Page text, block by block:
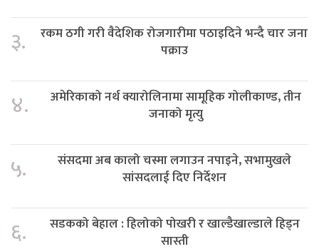
३.
रकम ठगी गरी वैदेशिक रोजगारीमा पठाइदिने भन्दै चार जना
पक्राउ
४.
अमेरिकाको नर्थ क्यारोलिनामा सामूहिक गोलीकाण्ड, तीन
जनाको मृत्यु
५.
संसदमा अब कालो चस्मा लगाउन नपाइने, सभामुखले
सांसदलाई दिए निर्देशन
६.
सडकको बेहाल : हिलोको पोखरी र खाल्डैखाल्डाले हिड्न
सास्ती